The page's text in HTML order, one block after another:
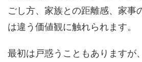
ごし方、家族との距離感、家事
は違う価値観に触れられます。
最初は戸惑うこともありますが